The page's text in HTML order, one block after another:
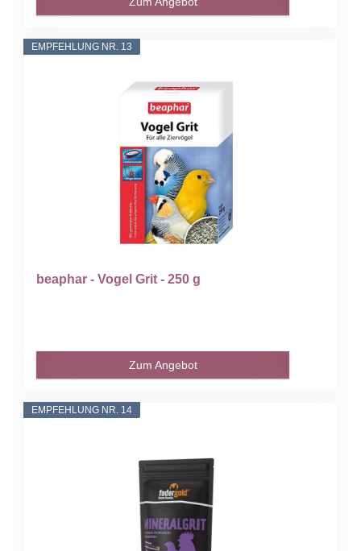
EMPFEHLUNG NR. 13
beaphar - Vogel Grit - 250 g
Zum Angebot
EMPFEHLUNG NR. 14